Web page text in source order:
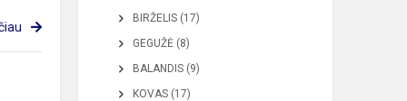
BIRŽELIS (17)
GEGUŽĖ (8)
BALANDIS (9)
KOVAS (17)